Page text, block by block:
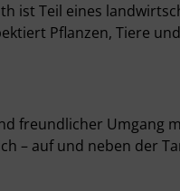
ist Teil eines
Pflanzen, Tiere
freundlicher Umgang
– auf und neben der